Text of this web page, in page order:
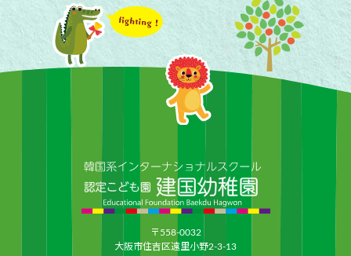
〒558-0032
大阪市住吉区遠里小野2-3-13